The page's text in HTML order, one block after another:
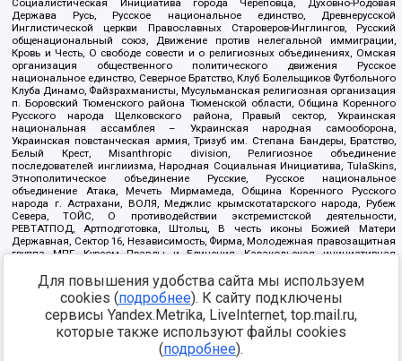
Социалистическая Инициатива города Череповца, Духовно-Родовая
Держава Русь, Русское национальное единство, Древнерусской
Инглистической церкви Православных Староверов-Инглингов, Русский
общенациональный союз, Движение против нелегальной иммиграции,
Кровь и Честь, О свободе совести и о религиозных объединениях, Омская
организация общественного политического движения Русское
национальное единство, Северное Братство, Клуб Болельщиков Футбольного
Клуба Динамо, Файзрахманисты, Мусульманская религиозная организация
п. Боровский Тюменского района Тюменской области, Община Коренного
Русского народа Щелковского района, Правый сектор, Украинская
национальная ассамблея – Украинская народная самооборона,
Украинская повстанческая армия, Тризуб им. Степана Бандеры, Братство,
Белый Крест, Misanthropic division, Религиозное объединение
последователей инглиизма, Народная Социальная Инициатива, TulaSkins,
Этнополитическое объединение Русские, Русское национальное
объединение Атака, Мечеть Мирмамеда, Община Коренного Русского
народа г. Астрахани, ВОЛЯ, Меджлис крымскотатарского народа, Рубеж
Севера, ТОЙС, О противодействии экстремистской деятельности,
РЕВТАТПОД, Артподготовка, Штольц, В честь иконы Божией Матери
Державная, Сектор 16, Независимость, Фирма, Молодежная правозащитная
группа МПГ, Курсом Правды и Единения, Каракольская инициативная
Благотворительный пансионат Ак Умут, Русская республика Русь,
Арестантское уголовное единство, Башкорт, Нация и свобода, W.H.С., Фалунь
Дафа, Иртыш Ultras, Русский Патриотический клуб-Новокузнецк/РПК,
Сибирский державный союз, Фонд борьбы с коррупцией, Фонд защиты прав
граждан, Штабы Навального, Совет граждан СССР Прикубанского округа г.
Для повышения удобства сайта мы используем
cookies (подробнее). К сайту подключены
сервисы Yandex.Metrika, LiveInternet, top.mail.ru,
которые также используют файлы cookies
(подробнее).